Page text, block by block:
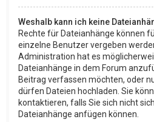
Weshalb kann ich keine
Rechte für Dateianhänge können
einzelne Benutzer vergeben
Administration hat es
Dateianhänge in dem Forum
Beitrag verfassen möchten, oder
dürfen Dateien hochladen. Sie
kontaktieren, falls Sie sich nicht
Dateianhänge anfügen können.